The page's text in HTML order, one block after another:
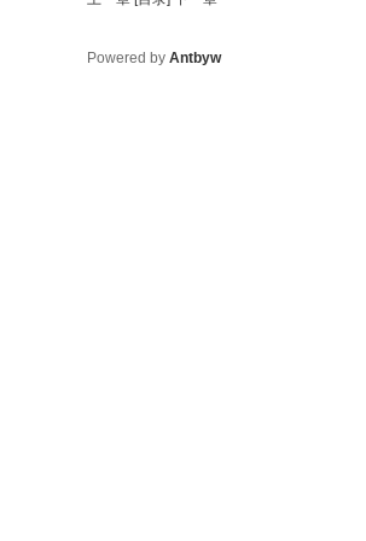
Powered by Antbyw